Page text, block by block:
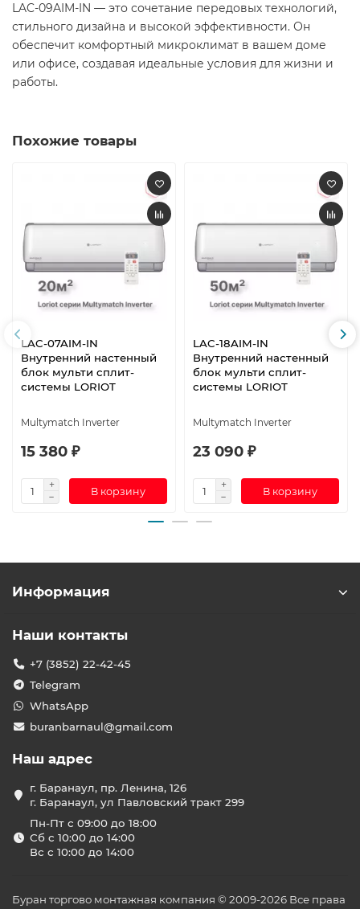
LAC-09AIM-IN — это сочетание передовых технологий,
стильного дизайна и высокой эффективности. Он
обеспечит комфортный микроклимат в вашем доме
или офисе, создавая идеальные условия для жизни и
работы.
Похожие товары
LAC-07AIM-IN
Внутренний настенный
блок мульти сплит-
системы LORIOT
Multymatch Inverter
15 380 ₽
В корзину
LAC-18AIM-IN
Внутренний настенный
блок мульти сплит-
системы LORIOT
Multymatch Inverter
23 090 ₽
В корзину
Информация
Наши контакты
+7 (3852) 22-42-45
Telegram
WhatsApp
buranbarnaul@gmail.com
Наш адрес
г. Баранаул, пр. Ленина, 126
г. Баранаул, ул Павловский тракт 299
Пн-Пт с 09:00 до 18:00
Сб с 10:00 до 14:00
Вс с 10:00 до 14:00
Буран торгово монтажная компания © 2009-2026 Все права